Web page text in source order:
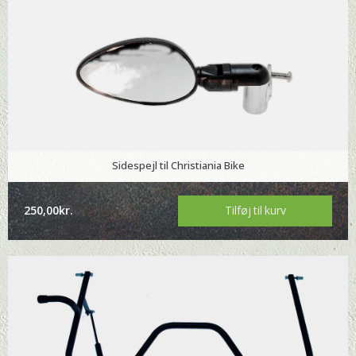
Sidespejl til Christiania Bike
250,00kr. Tilføj til kurv